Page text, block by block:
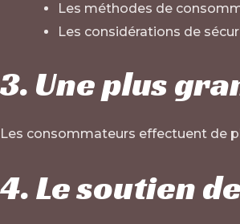
Les méthodes de
Les considérations de
3. Une plus
Les consommateurs effectuent de
4. Le soutien